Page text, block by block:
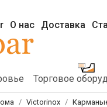
О нас Доставка
Торговое
Victorinox